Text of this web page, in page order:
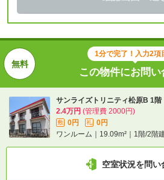
1分で完了！入力2項
この物件にお問い
サンライズトリニティ松原B 1階
2.4万円 (管理費 2000円)
敷 0円 礼
0円
ワンルーム｜19.09m²｜1階/2階
空室状況を問い